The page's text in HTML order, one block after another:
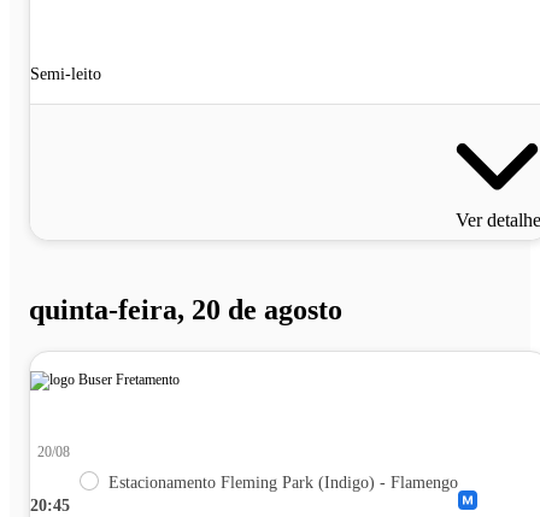
Semi-leito
Ver
quinta-feira, 20 de agosto
20:45
20/08
Estacionamento Fleming Park (Indigo) - Flamengo